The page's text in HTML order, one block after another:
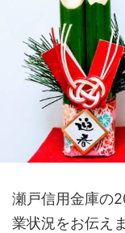
瀬戸信用金庫の
業状況をお伝えま